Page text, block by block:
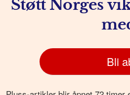
Støtt Norges
Bli